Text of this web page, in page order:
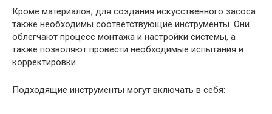
Кроме материалов, для создания искусственного засоса
также необходимы соответствующие инструменты. Они
облегчают процесс монтажа и настройки системы, а
также позволяют провести необходимые испытания и
корректировки.
Подходящие инструменты могут включать в себя: